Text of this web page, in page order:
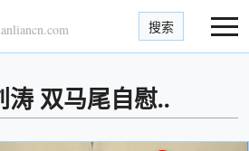
搜索
双马尾自慰..